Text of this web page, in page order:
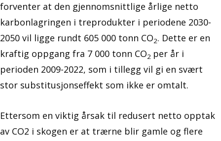
forventer at den gjennomsnittlige årlige netto
karbonlagringen i treprodukter i periodene 2030-
2050 vil ligge rundt 605 000 tonn CO2. Dette er en
kraftig oppgang fra 7 000 tonn CO2 per år i
perioden 2009-2022, som i tillegg vil gi en svært
stor substitusjonseffekt som ikke er omtalt.
Ettersom en viktig årsak til redusert netto opptak
av CO2 i skogen er at trærne blir gamle og flere